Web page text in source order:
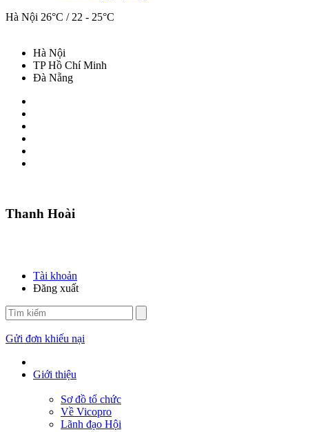
Hà Nội 26°C / 22 - 25°C
Hà Nội
TP Hồ Chí Minh
Đà Nẵng
Thanh Hoài
Tài khoản
Đăng xuất
Gửi đơn khiếu nại
Giới thiệu
Sơ đồ tổ chức
Về Vicopro
Lãnh đạo Hội